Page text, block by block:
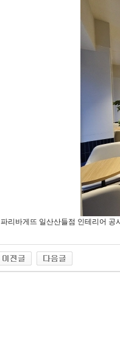
파리바게뜨 일산산들점 인테리어 공